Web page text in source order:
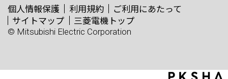
個人情報保護 利用規約
ご利用にあたって
サイトマップ
三菱電機トップ
© Mitsubishi Electric Corporation